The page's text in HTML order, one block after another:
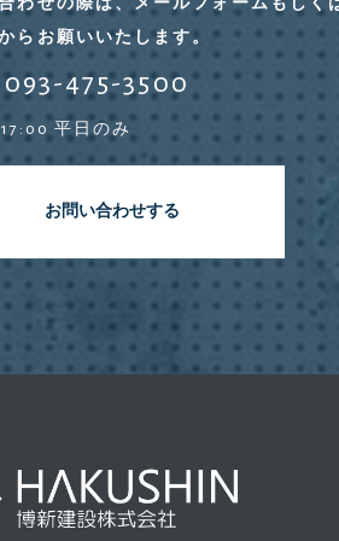
わせの際は、メールフォームもしく
らお願いいたします。
093-475-3500
平日のみ
お問い合わせする